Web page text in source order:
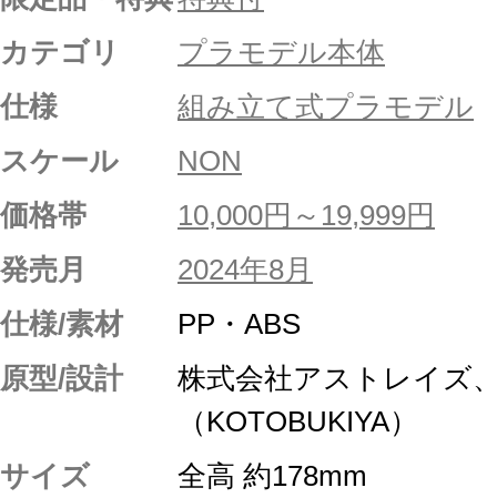
カテゴリ
プラモデル本体
仕様
組み立て式プラモデル
スケール
NON
価格帯
10,000円～19,999円
発売月
2024年8月
仕様/素材
PP・ABS
原型/設計
株式会社アストレイズ
（KOTOBUKIYA）
サイズ
全高 約178mm